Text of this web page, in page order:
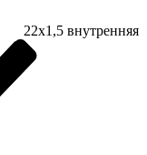
22х1,5 внутренняя